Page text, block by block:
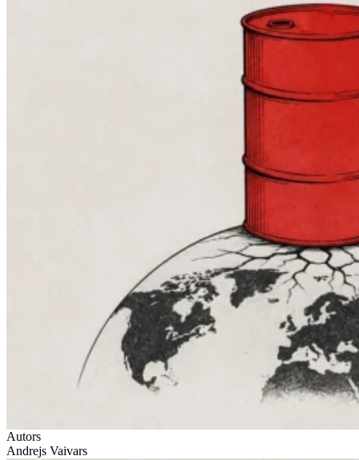
Autors
Andrejs Vaivars